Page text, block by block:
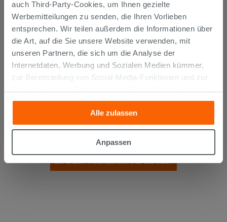
auch Third-Party-Cookies, um Ihnen gezielte
Werbemitteilungen zu senden, die Ihren Vorlieben
entsprechen. Wir teilen außerdem die Informationen über
die Art, auf die Sie unsere Website verwenden, mit
unseren Partnern, die sich um die Analyse der
Internetdaten, Werbung und Sozialen Medien kümmer,
zur Bereitstellung von Social-Media-Funktionen und zur
anderen Informationen, die Sie ihnen geliefert haben oder
die sie aufgrund Ihrer Verwendung ihrer Dienste
gesammelt haben, kombinieren. Falls Sie mehr wissen
möchten oder Ihre Zustimmung zu allen oder einigen
Zustimmung kann durch Klicken auf die Schaltfläche
Alle zulassen
Anpassen
Mehrzweckkleber Weiss 25 kg -
Kerakoll H40 No Limits
/STK.
IN DEN WARENKORB LEGEN